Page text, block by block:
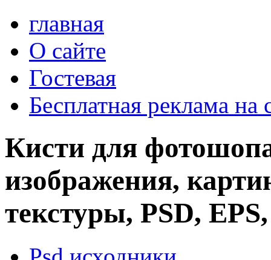
главная
О сайте
Гостевая
Бесплатная реклама на
Кисти для
изображения,
текстуры, PSD,